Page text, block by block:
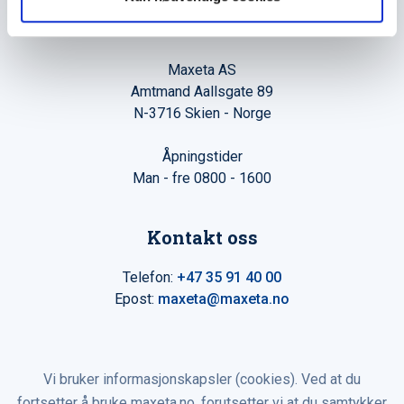
Hovedkontor
Maxeta AS
Amtmand Aallsgate 89
N-3716 Skien - Norge
Åpningstider
Man - fre 0800 - 1600
Kontakt oss
Telefon: +47 35 91 40 00
Epost: maxeta@maxeta.no
Vi bruker informasjonskapsler (cookies). Ved at du